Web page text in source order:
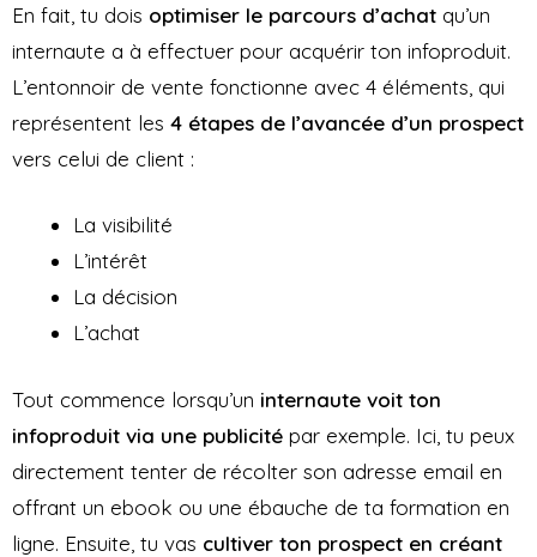
En fait, tu dois optimiser le parcours d’achat qu’un
internaute a à effectuer pour acquérir ton infoproduit.
L’entonnoir de vente fonctionne avec 4 éléments, qui
représentent les 4 étapes de l’avancée d’un prospect
vers celui de client :
La visibilité
L’intérêt
La décision
L’achat
Tout commence lorsqu’un internaute voit ton
infoproduit via une publicité par exemple. Ici, tu peux
directement tenter de récolter son adresse email en
offrant un ebook ou une ébauche de ta formation en
ligne. Ensuite, tu vas cultiver ton prospect en créant